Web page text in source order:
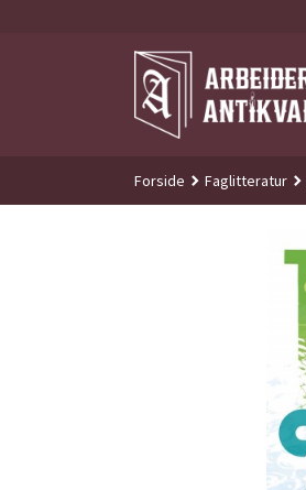
Forside Faglitteratur